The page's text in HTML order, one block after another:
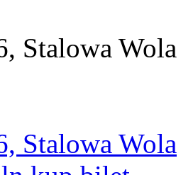
Stalowa Wola
Stalowa Wola